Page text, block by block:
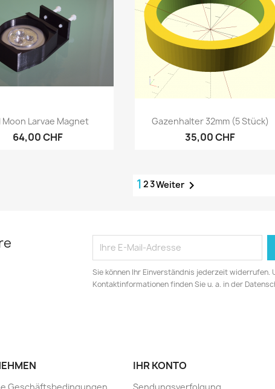
Vorschau
Moon Larvae Magnet
64,00 CHF
Vorschau
Gazenhalter 32mm (5 Stück)
35,00 CHF
1 23Weiter
Sie können Ihr Einverständnis jederzeit widerrufen.
Kontaktinformationen finden Sie u. a. in der
IHR KONTO